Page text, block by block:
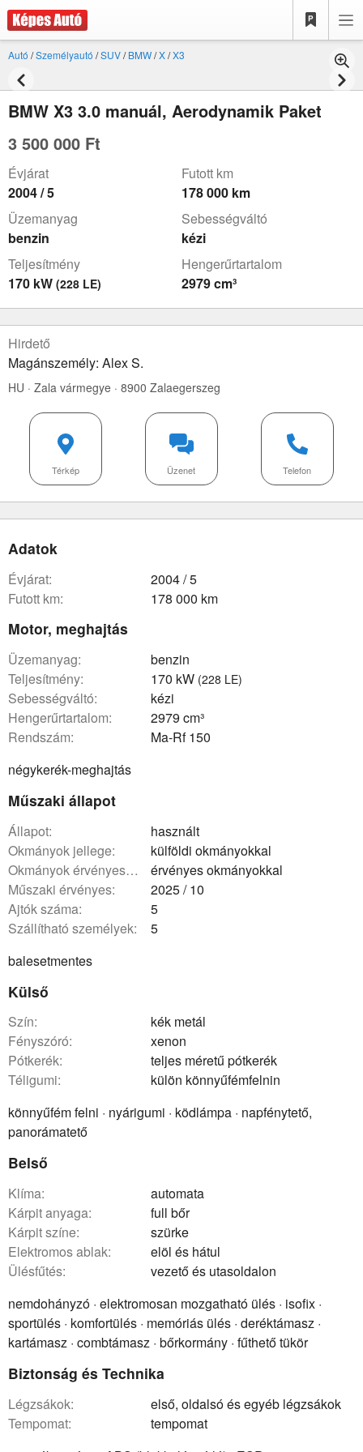
Autó /Személyautó /SUV/BMW/X/X3
BMW X3 3.0 manuál, Aerodynamik Paket
3 500 000 Ft
Évjárat
2004 / 5
Futott km
178 000 km
Üzemanyag
benzin
Sebességváltó
kézi
Teljesítmény
170 kW (228 LE)
Hengerűrtartalom
2979 cm³
Hirdető
Magánszemély: Alex S.
HU · Zala vármegye · 8900 Zalaegerszeg
Telefon
Üzenet
Térkép
Adatok
évjárat:
2004 / 5
futott km:
178 000 km
Motor, meghajtás
üzemanyag:
benzin
teljesítmény:
170 kW (228 LE)
sebességváltó:
kézi
hengerűrtartalom:
2979 cm³
rendszám:
Ma-Rf 150
négykerék-meghajtás
Műszaki állapot
állapot:
használt
okmányok jellege:
külföldi okmányokkal
okmányok érvényessége:
érvényes okmányokkal
műszaki érvényes:
2025 / 10
ajtók száma:
5
szállítható személyek:
5
balesetmentes
Külső
szín:
kék metál
fényszóró:
xenon
pótkerék:
teljes méretű pótkerék
téligumi:
külön könnyűfémfelnin
könnyűfém felni · nyárigumi · ködlámpa · napfénytető,
panorámatető
Belső
klíma:
automata
kárpit anyaga:
full bőr
kárpit színe:
szürke
elektromos ablak:
elöl és hátul
ülésfűtés:
vezető és utasoldalon
nemdohányzó · elektromosan mozgatható ülés · isofix ·
sportülés · komfortülés · memóriás ülés · deréktámasz ·
kartámasz · combtámasz · bőrkormány · fűthető tükör
Biztonság és Technika
légzsákok:
első, oldalsó és egyéb légzsákok
tempomat:
tempomat